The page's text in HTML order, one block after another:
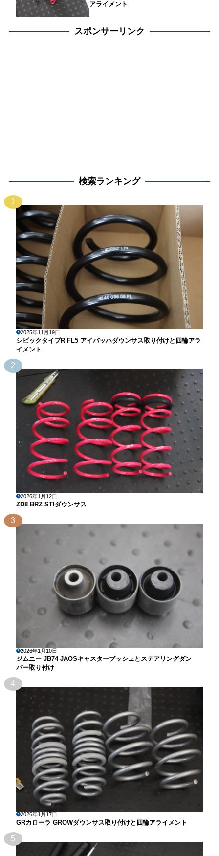
アライメント
スポンサーリンク
検索ランキング
1
2025年11月19日
シビックタイプR FL5 アイバッハダウンサス取り付けと四輪アラ
イメント
2
2026年1月12日
ZD8 BRZ STIダウンサス
3
2026年1月10日
ジムニー JB74 JAOSキャスターブッシュとステアリングダン
パー取り付け
4
2026年1月17日
GRカローラ GROWダウンサス取り付けと四輪アライメント
5